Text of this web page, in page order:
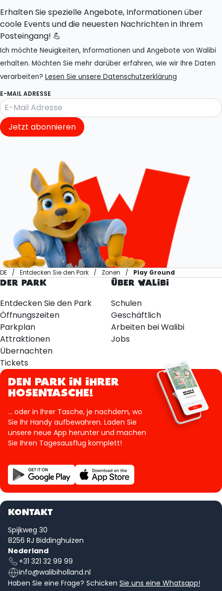
Erhalten Sie spezielle Angebote, Informationen über
coole Events und die neuesten Nachrichten in Ihrem
Posteingang! 💪
Ich möchte Neuigkeiten, Informationen und Angebote von Walibi
erhalten. Möchten Sie mehr darüber erfahren, wie wir Ihre Daten
verarbeiten? Lesen Sie unsere Datenschutzerklärung
E-MAIL ADRESSE
Jetzt abonnieren
DE Entdecken Sie den Park Zonen
Play Ground
DER PARK
Entdecken Sie den Park
Öffnungszeiten
Parkplan
Attraktionen
Übernachten
Tickets
ÜBER WALIBI
Schulen
Geschäftlich
Arbeiten bei Walibi
Jobs
DEN PARK IN IHRER
HOSENTASCHE!
... oder in Ihrer Tasche, je nachdem, wo
Sie Ihr Handy aufbewahren. Laden Sie
unsere neue App herunter und machen
Sie Ihren Tagesausflug komplett!
KONTAKT
Spijkweg 30
8256 RJ Biddinghuizen
Nederland
+31 321 32 99 99
info@walibiholland.nl
Haben Sie eine Frage? Schicken Sie uns eine Whatsapp!